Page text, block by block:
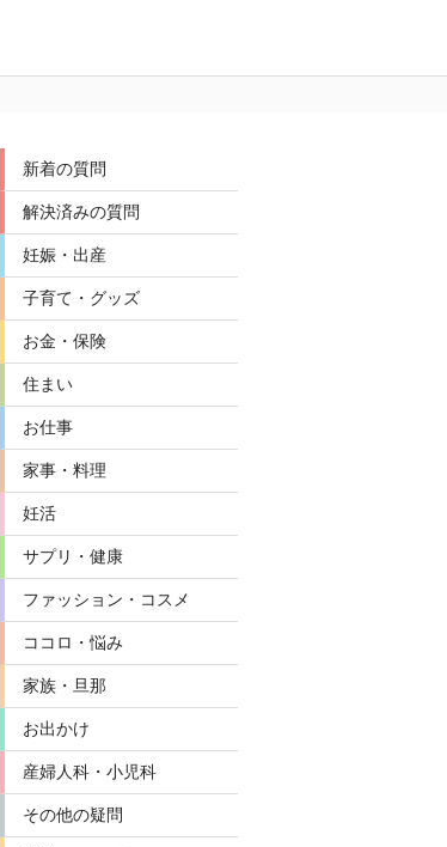
新着の質問
解決済みの質問
妊娠・出産
子育て・グッズ
お金・保険
住まい
お仕事
家事・料理
妊活
サプリ・健康
ファッション・コスメ
ココロ・悩み
家族・旦那
お出かけ
産婦人科・小児科
その他の疑問